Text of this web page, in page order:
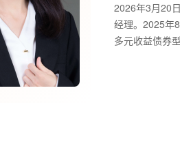
2026年3月20
经理。2025年
多元收益债券